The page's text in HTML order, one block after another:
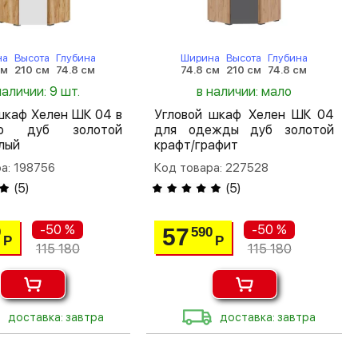
Высота
210 см
Глубина
74.8 см
9 шт.
Хелен ШК 04 в
дуб золотой
198756
(5)
Р
-50 %
115 180
доставка: завтра
Ширина
74.8 см
Высота
210 см
Глубина
74.8 см
в наличии: мало
Угловой шкаф Хелен ШК 04
для одежды дуб золотой
крафт/графит
Код товара: 227528
(5)
57590
Р
-50 %
115 180
доставка: завтра